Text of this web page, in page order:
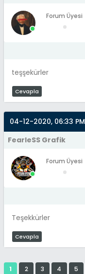
Forum Üyesi
teşşekürler
Cevapla
04-12-2020, 06:33 PM
FearleSS Grafik
Forum Üyesi
Teşekkürler
Cevapla
1 2 3 4 5